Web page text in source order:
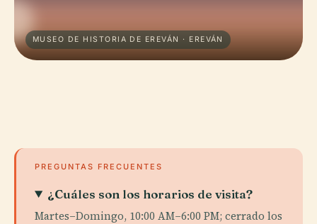
MUSEO DE HISTORIA DE EREVÁN · EREVÁN
PREGUNTAS FRECUENTES
¿Cuáles son los horarios de visita?
Martes–Domingo, 10:00 AM–6:00 PM; cerrado los